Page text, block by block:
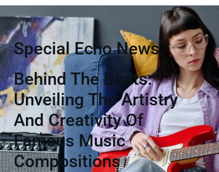
Special Echo News
Behind The Beats:
Unveiling The Artistry
And Creativity Of
Famous Music
Compositions